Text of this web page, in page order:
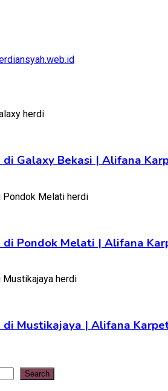
Galaxy Bekasi | Alifana
Pondok Melati | Alifana
Mustikajaya | Alifana
Search